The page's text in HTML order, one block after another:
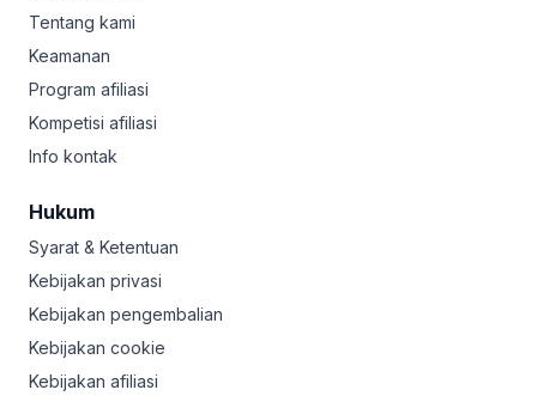
Tentang kami
Keamanan
Program afiliasi
Kompetisi afiliasi
Info kontak
Hukum
Syarat & Ketentuan
Kebijakan privasi
Kebijakan pengembalian
Kebijakan cookie
Kebijakan afiliasi